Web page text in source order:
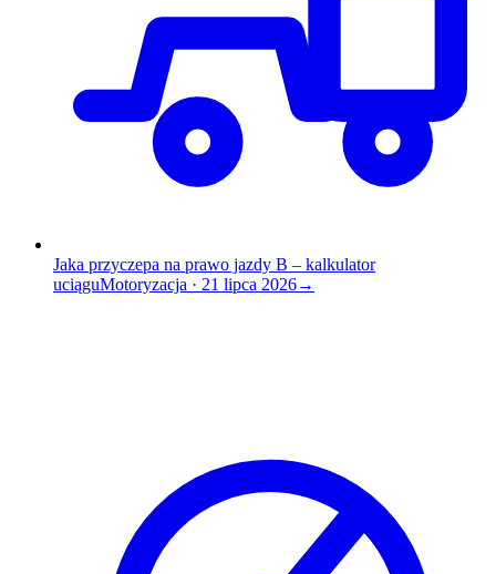
Jaka przyczepa na prawo jazdy B – kalkulator
uciąguMotoryzacja · 21 lipca 2026→